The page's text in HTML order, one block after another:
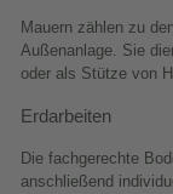
Mauern zählen zu
Außenanlage. Sie
oder als Stütze von
Erdarbeiten
Die fachgerechte
anschließend